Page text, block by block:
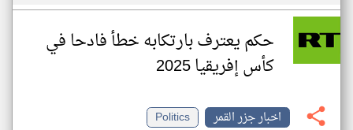
حكم يعترف بارتكابه خطأ فادحا في
كأس إفريقيا 2025
اخبار جزر القمر
Politics